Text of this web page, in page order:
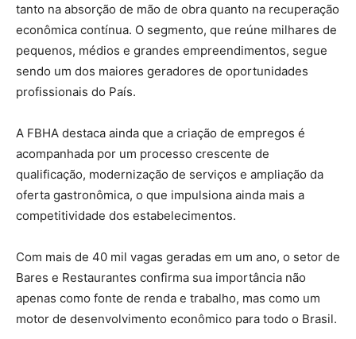
tanto na absorção de mão de obra quanto na recuperação
econômica contínua. O segmento, que reúne milhares de
pequenos, médios e grandes empreendimentos, segue
sendo um dos maiores geradores de oportunidades
profissionais do País.
A FBHA destaca ainda que a criação de empregos é
acompanhada por um processo crescente de
qualificação, modernização de serviços e ampliação da
oferta gastronômica, o que impulsiona ainda mais a
competitividade dos estabelecimentos.
Com mais de 40 mil vagas geradas em um ano, o setor de
Bares e Restaurantes confirma sua importância não
apenas como fonte de renda e trabalho, mas como um
motor de desenvolvimento econômico para todo o Brasil.